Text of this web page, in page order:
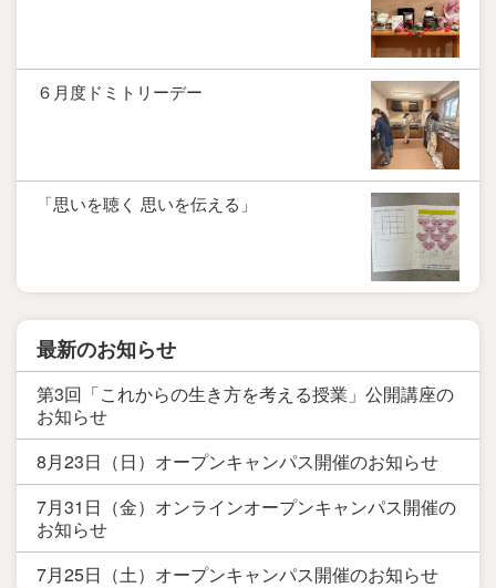
６月度ドミトリーデー
「思いを聴く 思いを伝える」
最新のお知らせ
第3回「これからの生き方を考える授業」公開講座の
お知らせ
8月23日（日）オープンキャンパス開催のお知らせ
7月31日（金）オンラインオープンキャンパス開催の
お知らせ
7月25日（土）オープンキャンパス開催のお知らせ